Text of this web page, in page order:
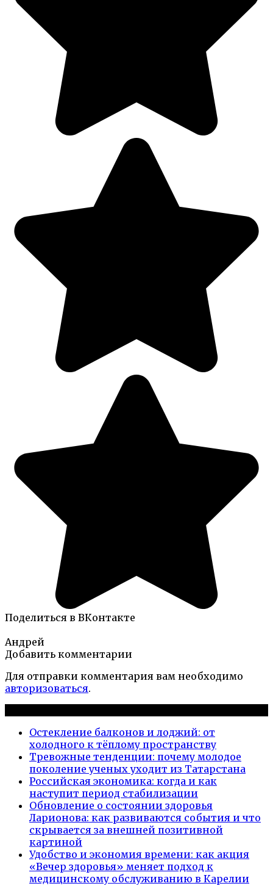
Поделиться в ВКонтакте
Андрей
Добавить комментарии
Для отправки комментария вам необходимо
авторизоваться.
Остекление балконов и лоджий: от
холодного к тёплому пространству
Тревожные тенденции: почему молодое
поколение ученых уходит из Татарстана
Российская экономика: когда и как
наступит период стабилизации
Обновление о состоянии здоровья
Ларионова: как развиваются события и что
скрывается за внешней позитивной
картиной
Удобство и экономия времени: как акция
«Вечер здоровья» меняет подход к
медицинскому обслуживанию в Карелии